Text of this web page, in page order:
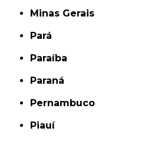
Minas Gerais
Pará
Paraíba
Paraná
Pernambuco
Piauí